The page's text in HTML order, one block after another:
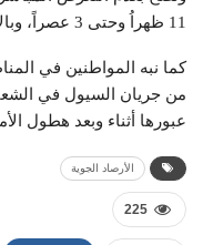
11 ظهراُ وحتى 3 عصراً، وبالإكثار من شرب السوائل.
كما نبه المواطنين في
من جريان السيول في
عبورها أثناء وبعد هطول
الأرصاد الجوية
225